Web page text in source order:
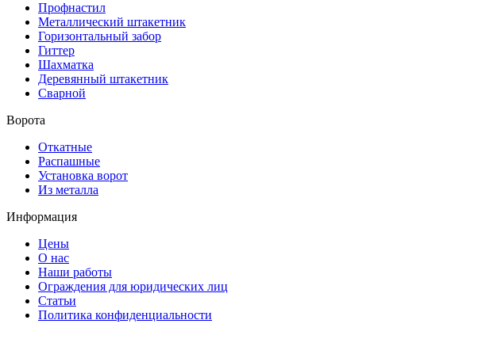
Профнастил
Металлический штакетник
Горизонтальный забор
Гиттер
Шахматка
Деревянный штакетник
Сварной
Ворота
Откатные
Распашные
Установка ворот
Из металла
Информация
Цены
О нас
Наши работы
Ограждения для юридических лиц
Статьи
Политика конфиденциальности